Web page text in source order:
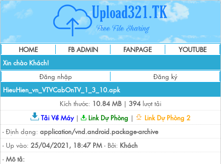
HOME FB ADMIN FANPAGE
YOUTUBE
Xin chào Khách!
Đăng nhập
Đăng ký
HieuHien_vn_VTVCabOnTV_1_3_10.apk
Kích thước: 10.84 MB| 394 lượt tải
Tải Về Máy| Link Dự Phòng |
Link Dự Phòng 2
- Định dạng: application/vnd.android.package-archive
- Up vào: 25/04/2021, 18:47 PM - Bởi: Khách
- Mô tả: